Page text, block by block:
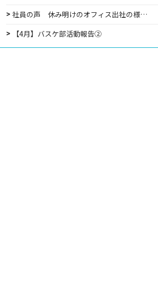
社員の声 休み明けのオフィス出社の様…
【4月】バスケ部活動報告②